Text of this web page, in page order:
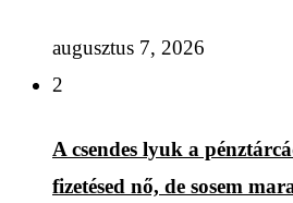
augusztus 7, 2026
2
A csendes lyuk a
fizetésed nő, de sosem